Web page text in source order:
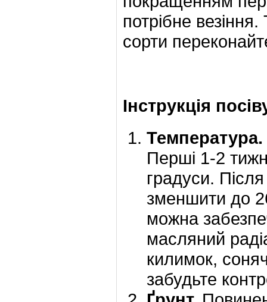
потрібне
сорти
Інструкція
Температура.
Перші 1-2
градуси.
зменшити до
можна
масляний
килимок,
забудьте